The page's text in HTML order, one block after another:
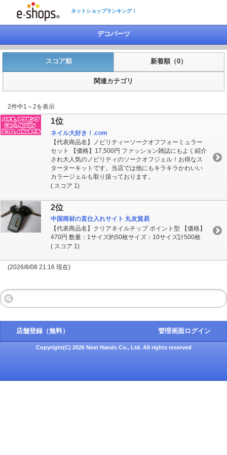
ネットショップランキング！
デコパーツ
スコア順 新着順（0）
関連カテゴリ
2件中1～2を表示
1位
ネイル大好き！.com
【代表商品名】ノビリティーソークオフフォーミュラー
セット 【価格】17,500円 ファッション雑誌にもよく紹介
され大人気のノビリティのソークオフジェル！お得なス
ターターキットです。当店では他にもキラキラかわいい
カラージェルも取り扱っております。
( スコア 1)
2位
中国商材の直仕入れサイト 丸友貿易
【代表商品名】クリアネイルチップ ポイント型 【価格】
470円 数量：1サイズ約50枚サイズ：10サイズ計500枚
( スコア 1)
(2026/8/08 21:16 現在)
店舗登録（無料） 管理画面ログイン
Copyright(C) 2026 Next Hands Co., Ltd. All rights reserved